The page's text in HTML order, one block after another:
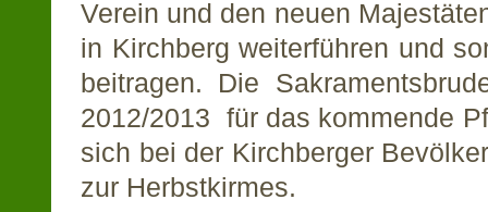
Verein und den neuen
in Kirchberg weiterführen und
beitragen. Die
2012/2013 für das kommende
sich bei der Kirchberger
zur Herbstkirmes.